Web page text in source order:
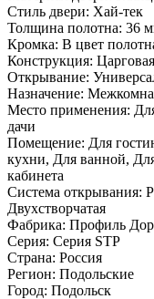
Стиль двери: Хай-тек
Толщина полотна: 36
Кромка: В цвет
Конструкция: Царговая
Открывание:
Назначение:
Место применения:
дачи
Помещение: Для
кухни, Для ванной,
кабинета
Система открывания:
Двухстворчатая
Фабрика: Профиль
Серия: Серия STP
Страна: Россия
Регион: Подольские
Город: Подольск